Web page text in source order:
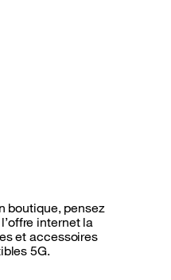
boutique, pensez
internet la
et accessoires
5G.